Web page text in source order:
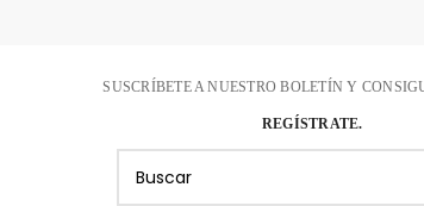
SUSCRÍBETE A NUESTRO BOLETÍN Y
REGÍSTRATE.